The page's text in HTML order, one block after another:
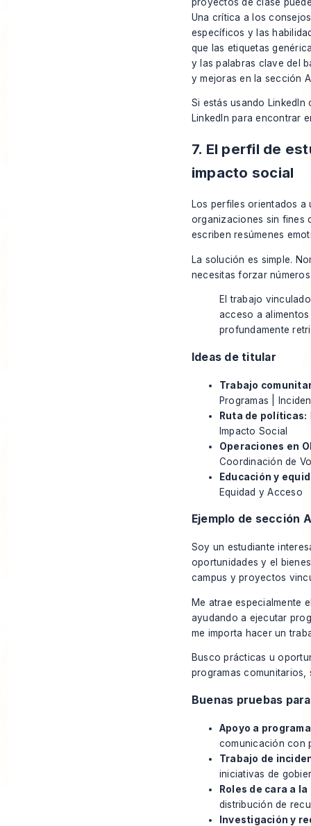
Una crítica a los
específicos y las
que las etiquetas
y las palabras clave del
y mejoras en la sección
Si estás usando
LinkedIn para encontrar
7. El perfil de
impacto social
Los perfiles orientados a
organizaciones sin fines
escriben resúmenes
La solución es simple.
necesitas forzar
El trabajo
acceso a
profundamente
Ideas de titular
Trabajo
Programas |
Ruta de políticas:
Impacto Social
Operaciones en
Coordinación de
Educación y
Equidad y Acceso
Ejemplo de sección
Soy un estudiante
oportunidades y el
campus y proyectos
Me atrae especialmente
ayudando a ejecutar
me importa hacer un
Busco prácticas u
programas
Buenas pruebas
Apoyo a
comunicación con
Trabajo de
iniciativas de
Roles de cara a
distribución de
Investigación y